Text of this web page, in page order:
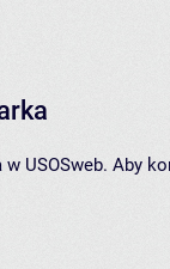
USOSweb. Aby